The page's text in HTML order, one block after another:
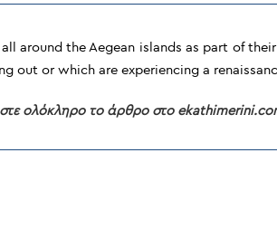
around the Aegean islands as part of
out or which are experiencing a
ολόκληρο το άρθρο στο